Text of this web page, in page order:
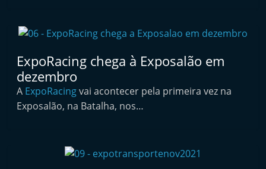
e
d
e
e
ExpoRacing chega à Exposalão em
dezembro
A ExpoRacingvai acontecer pela primeira vez na
Exposalão, na Batalha, nos…